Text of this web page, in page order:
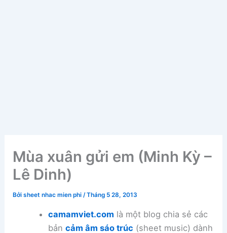
Mùa xuân gửi em (Minh Kỳ –
Lê Dinh)
Bởisheet nhac mien phi/Tháng 5 28, 2013
camamviet.com là một blog chia sẻ các
bản cảm âm sáo trúc (sheet music) dành